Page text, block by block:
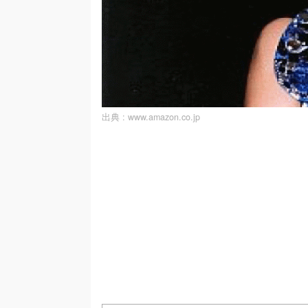
出典 : www.amazon.co.jp